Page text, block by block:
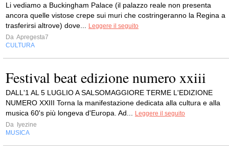
Li vediamo a Buckingham Palace (il palazzo reale non presenta
ancora quelle vistose crepe sui muri che costringeranno la Regina a
trasferirsi altrove) dove...
Leggere il seguito
Da Apregesta7
CULTURA
Festival beat edizione numero xxiii
DALL'1 AL 5 LUGLIO A SALSOMAGGIORE TERME L'EDIZIONE
NUMERO XXIII Torna la manifestazione dedicata alla cultura e alla
musica 60's più longeva d'Europa. Ad...
Leggere il seguito
Da
Iyezine
MUSICA